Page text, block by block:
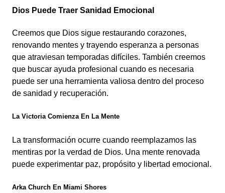
Dios Puede Traer Sanidad Emocional
Creemos que Dios sigue restaurando corazones,
renovando mentes y trayendo esperanza a personas
que atraviesan temporadas difíciles. También creemos
que buscar ayuda profesional cuando es necesaria
puede ser una herramienta valiosa dentro del proceso
de sanidad y recuperación.
La Victoria Comienza En La Mente
La transformación ocurre cuando reemplazamos las
mentiras por la verdad de Dios. Una mente renovada
puede experimentar paz, propósito y libertad emocional.
Arka Church En Miami Shores